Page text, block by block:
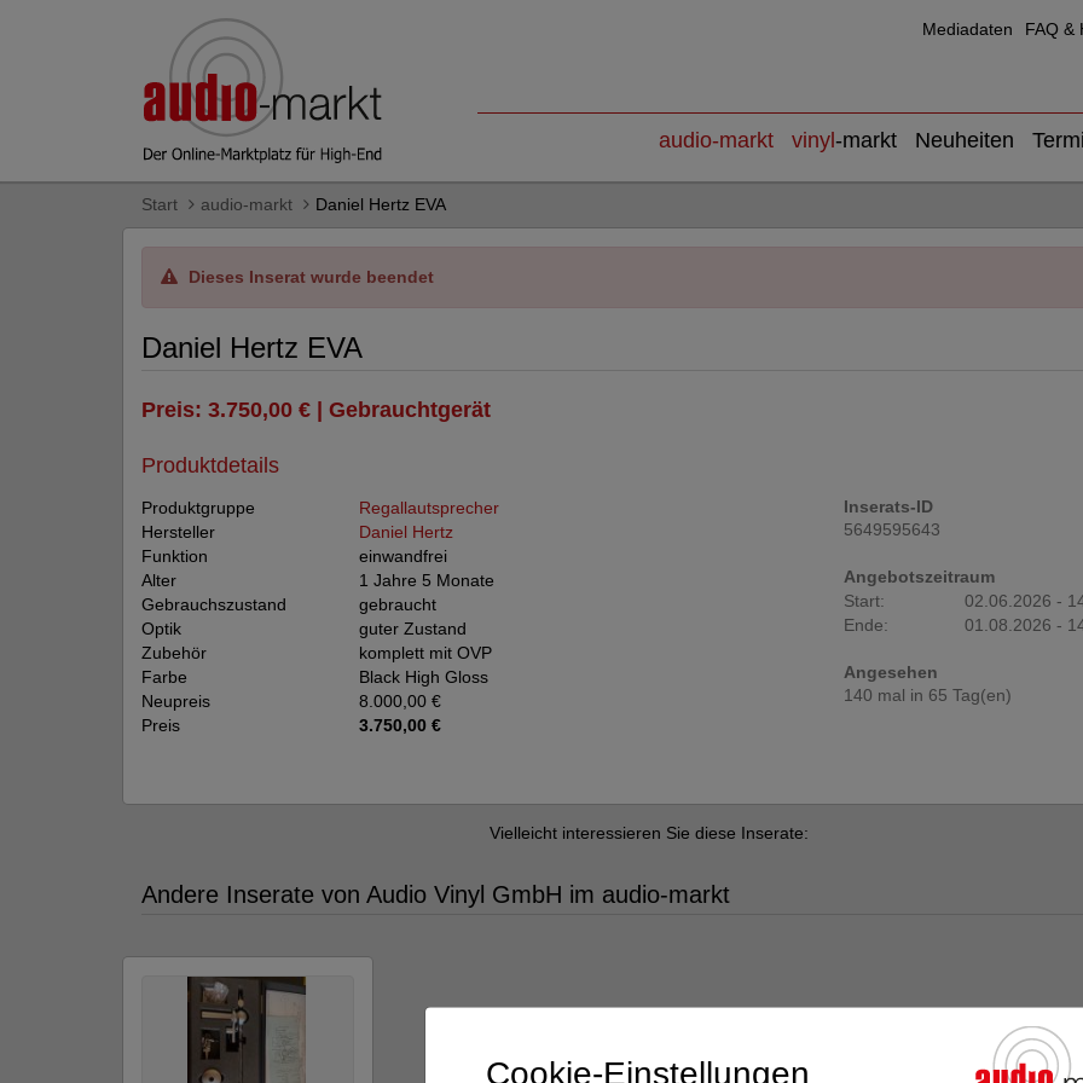
Mediadaten FAQ &
audio-markt vinyl -markt Neuheiten
Start audio-markt Daniel Hertz EVA
Dieses Inserat wurde beendet
Daniel Hertz EVA
Preis: 3.750,00 € | Gebrauchtgerät
Produktdetails
Produktgruppe
Regallautsprecher
Hersteller
Daniel Hertz
Funktion
einwandfrei
Alter
1 Jahre 5 Monate
Gebrauchszustand
gebraucht
Optik
guter Zustand
Zubehör
komplett mit OVP
Farbe
Black High Gloss
Neupreis
8.000,00 €
Preis
3.750,00 €
Inserats-ID
5649595643
Angebotszeitraum
Start:
02.06.2026 -
Ende:
01.08.2026 -
Angesehen
140 mal in 65 Tag(en)
Vielleicht interessieren Sie diese Inserate:
Andere Inserate von Audio Vinyl GmbH im audio-markt
Cookie-Einstellungen